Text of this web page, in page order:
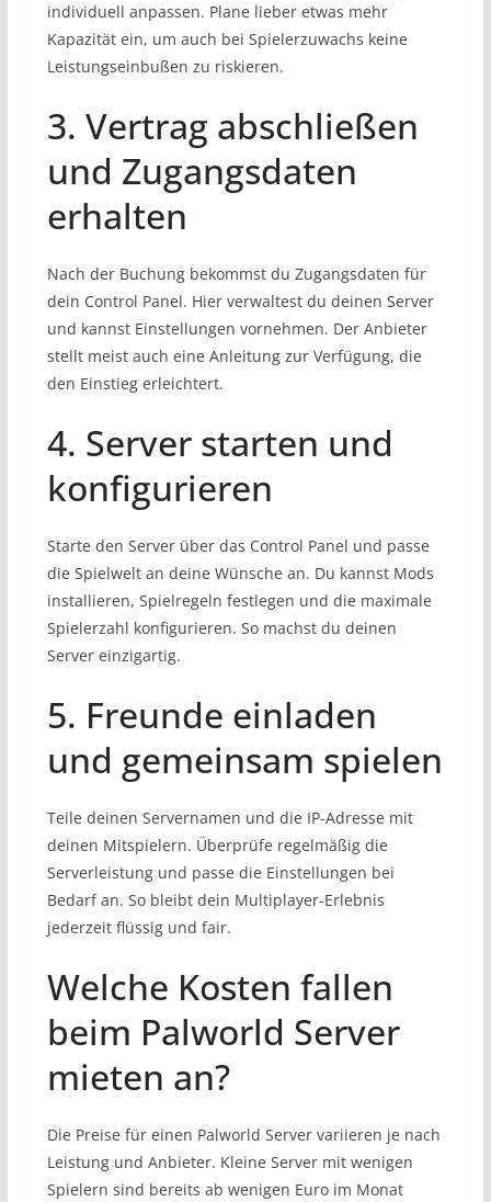
individuell anpassen. Plane lieber etwas mehr
Kapazität ein, um auch bei Spielerzuwachs keine
Leistungseinbußen zu riskieren.
3. Vertrag abschließen
und Zugangsdaten
erhalten
Nach der Buchung bekommst du Zugangsdaten für
dein Control Panel. Hier verwaltest du deinen Server
und kannst Einstellungen vornehmen. Der Anbieter
stellt meist auch eine Anleitung zur Verfügung, die
den Einstieg erleichtert.
4. Server starten und
konfigurieren
Starte den Server über das Control Panel und passe
die Spielwelt an deine Wünsche an. Du kannst Mods
installieren, Spielregeln festlegen und die maximale
Spielerzahl konfigurieren. So machst du deinen
Server einzigartig.
5. Freunde einladen
und gemeinsam spielen
Teile deinen Servernamen und die IP-Adresse mit
deinen Mitspielern. Überprüfe regelmäßig die
Serverleistung und passe die Einstellungen bei
Bedarf an. So bleibt dein Multiplayer-Erlebnis
jederzeit flüssig und fair.
Welche Kosten fallen
beim Palworld Server
mieten an?
Die Preise für einen Palworld Server variieren je nach
Leistung und Anbieter. Kleine Server mit wenigen
Spielern sind bereits ab wenigen Euro im Monat